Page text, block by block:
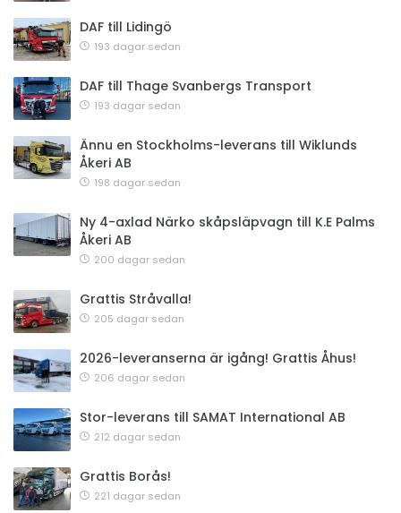
DAF till Lidingö
193 dagar sedan
DAF till Thage Svanbergs Transport
193 dagar sedan
Ännu en Stockholms-leverans till Wiklunds
Åkeri AB
198 dagar sedan
Ny 4-axlad Närko skåpsläpvagn till K.E Palms
Åkeri AB
200 dagar sedan
Grattis Stråvalla!
205 dagar sedan
2026-leveranserna är igång! Grattis Åhus!
206 dagar sedan
Stor-leverans till SAMAT International AB
212 dagar sedan
Grattis Borås!
221 dagar sedan